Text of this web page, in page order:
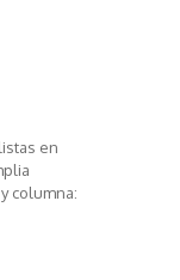
en
columna: